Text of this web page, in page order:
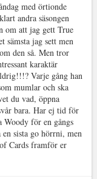
med örtionde
andra säsongen
att jag gett True
sämsta jag sett men
den så. Men tror
karaktär
Varje gång han
mumlar och ska
du vad, öppna
bara. Har ej tid för
Woody för en gångs
sista go hörrni, men
Cards framför er